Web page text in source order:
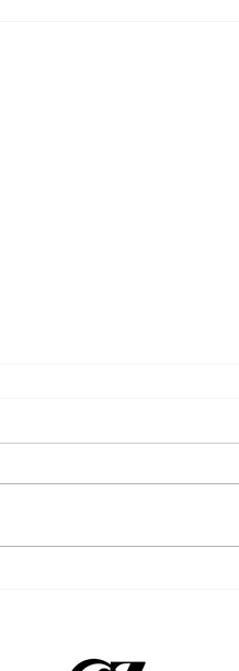
feira em Macapá